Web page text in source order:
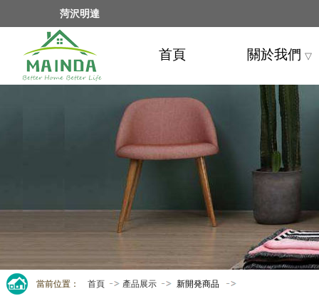
菏沢明達
首頁 關於我們 ▽
當前位置： 首頁 產品展示 新開発商品